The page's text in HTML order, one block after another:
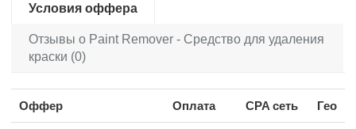
Условия оффера
Отзывы о Paint Remover - Средство для удаления
краски (0)
Оффер Оплата CPA сеть Гео